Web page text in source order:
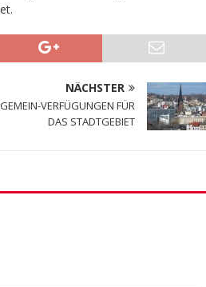
NÄCHSTER
VERFÜGUNGEN FÜR
DAS STADTGEBIET